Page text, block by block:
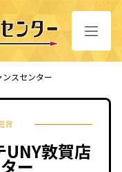
ンスセンター
UNY敦賀店
ー